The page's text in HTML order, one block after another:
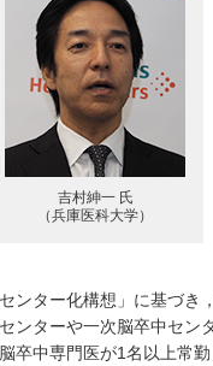
吉村紳一 氏
（兵庫医科大学）
ンター化構想」に基づき
ンターや一次脳卒中セン
卒中専門医が1名以上常